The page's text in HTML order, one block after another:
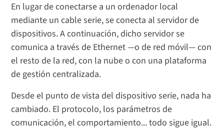
En lugar de conectarse a un ordenador local
mediante un cable serie, se conecta al servidor de
dispositivos. A continuación, dicho servidor se
comunica a través de Ethernet —o de red móvil— con
el resto de la red, con la nube o con una plataforma
de gestión centralizada.
Desde el punto de vista del dispositivo serie, nada ha
cambiado. El protocolo, los parámetros de
comunicación, el comportamiento... todo sigue igual.